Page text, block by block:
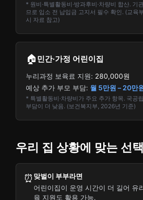
* 원비·특별활동비·방과후비·차량비 합산. 기
므로 입소 전 납입금 고지서 필수 확인. (교육
시 자료 참고)
🏠 민간·가정 어린이집
누리과정 보육료 지원: 280,000원
예상 추가 부모 부담: 월 5만원 – 20만
* 특별활동비·차량비가 주요 추가 항목. 국공
부담이 더 낮음. (보건복지부, 2026년 기준)
우리 집 상황에 맞는 선
⏰ 맞벌이 부부라면
어린이집이 운영 시간이 더 길어 유
육 지원도 활용 가능.